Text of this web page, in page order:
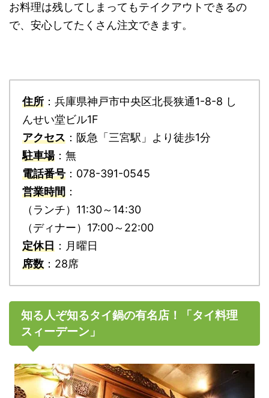
お料理は残してしまってもテイクアウトできるの
で、安心してたくさん注文できます。
住所 ：兵庫県神戸市中央区北長狭通1-8-8 し
んせい堂ビル1F
アクセス ：阪急「三宮駅」より徒歩1分
駐車場：無
電話番号 ：078-391-0545
営業時間 ：
（ランチ）11:30～14:30
（ディナー）17:00～22:00
定休日 ：月曜日
席数 ：28席
知る人ぞ知るタイ鍋の有名店！「タイ料理
スィーデーン」